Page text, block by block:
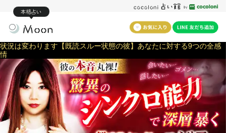
本格占い
状況は変わります【既読スルー状態の彼】あなたに対する9つの全感
情